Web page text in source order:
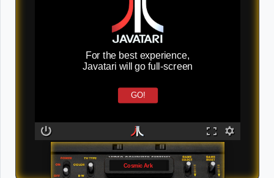
For the best experience,
Javatari will go full-screen
GO!
Cosmic Ark